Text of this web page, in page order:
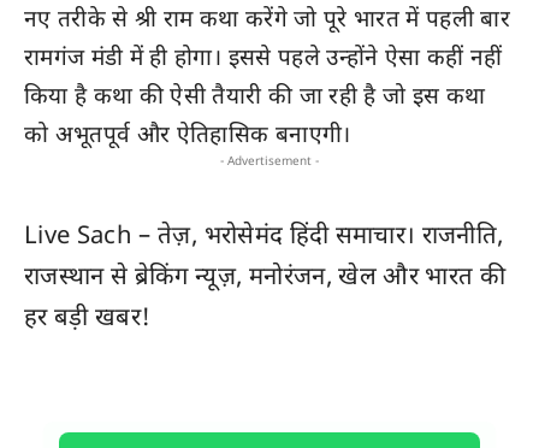
नए तरीके से श्री राम कथा करेंगे जो पूरे भारत में पहली बार
रामगंज मंडी में ही होगा। इससे पहले उन्होंने ऐसा कहीं नहीं
किया है कथा की ऐसी तैयारी की जा रही है जो इस कथा
को अभूतपूर्व और ऐतिहासिक बनाएगी।
- Advertisement -
Live Sach – तेज़, भरोसेमंद हिंदी समाचार। राजनीति,
राजस्थानसे ब्रेकिंग न्यूज़, मनोरंजन, खेल औरभारत की
हर बड़ी खबर!